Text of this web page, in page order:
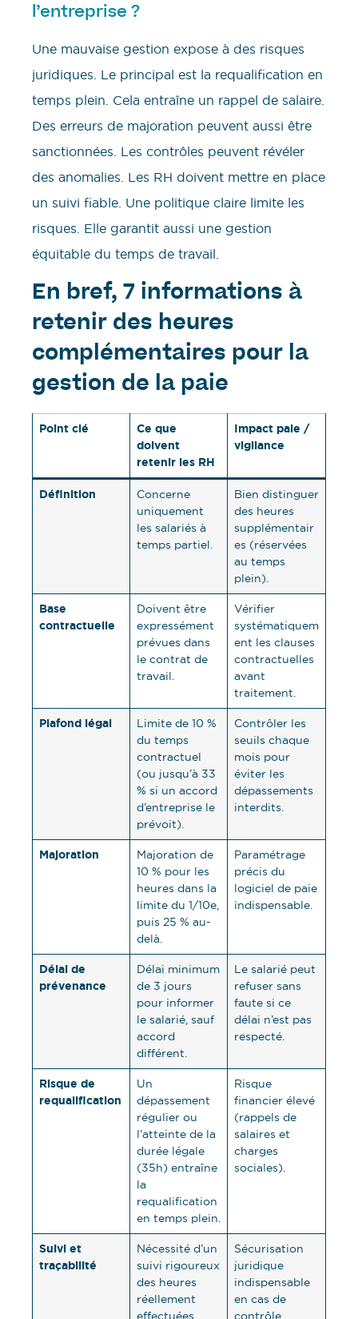
l’entreprise ?
Une mauvaise gestion expose à des risques
juridiques. Le principal est la requalification en
temps plein. Cela entraîne un rappel de salaire.
Des erreurs de majoration peuvent aussi être
sanctionnées. Les contrôles peuvent révéler
des anomalies. Les RH doivent mettre en place
un suivi fiable. Une politique claire limite les
risques. Elle garantit aussi une gestion
équitable du temps de travail.
En bref, 7 informations à
retenir des heures
complémentaires pour la
gestion de la paie
Point clé
Ce que
doivent
retenir les RH
Impact paie /
vigilance
Définition
Concerne
uniquement
les salariés à
temps partiel.
Bien distinguer
des heures
supplémentair
es (réservées
au temps
plein).
Base
contractuelle
Doivent être
expressément
prévues dans
le contrat de
travail.
Vérifier
systématiquem
ent les clauses
contractuelles
avant
traitement.
Plafond légal
Limite de 10 %
du temps
contractuel
(ou jusqu’à 33
% si un accord
d’entreprise le
prévoit).
Contrôler les
seuils chaque
mois pour
éviter les
dépassements
interdits.
Majoration
Majoration de
10 % pour les
heures dans la
limite du 1/10e,
puis 25 % au-
delà.
Paramétrage
précis du
logiciel de paie
indispensable.
Délai de
prévenance
Délai minimum
de 3 jours
pour informer
le salarié, sauf
accord
différent.
Le salarié peut
refuser sans
faute si ce
délai n’est pas
respecté.
Risque de
requalification
Un
dépassement
régulier ou
l’atteinte de la
durée légale
(35h) entraîne
la
requalification
en temps plein.
Risque
financier élevé
(rappels de
salaires et
charges
sociales).
Suivi et
traçabilité
Nécessité d’un
suivi rigoureux
des heures
réellement
effectuées.
Sécurisation
juridique
indispensable
en cas de
contrôle